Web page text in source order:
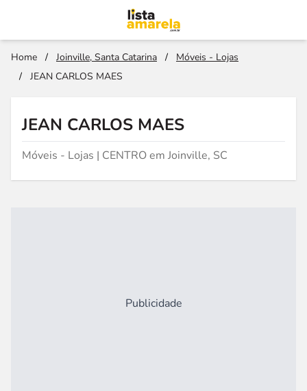
Home / Joinville, Santa Catarina /
Móveis - Lojas
/
JEAN CARLOS MAES
JEAN CARLOS MAES
Móveis - Lojas | CENTRO em Joinville, SC
Publicidade